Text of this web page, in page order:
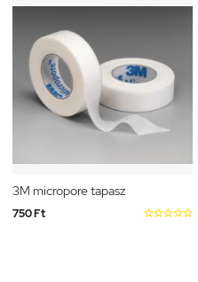
3M micropore tapasz

750 Ft